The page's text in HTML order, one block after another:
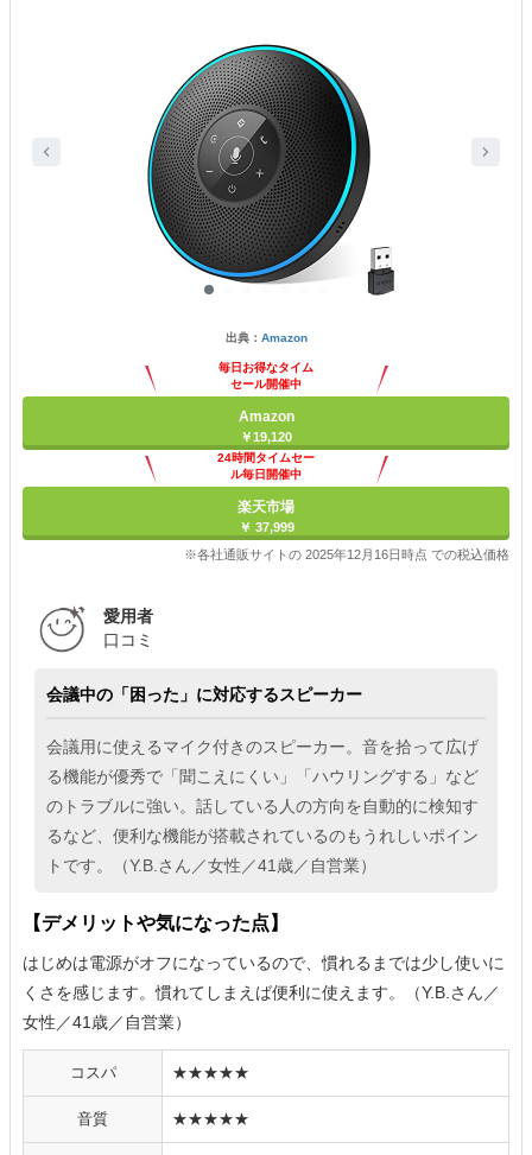
出典： Amazon
毎日お得なタイム
セール開催中
Amazon
￥19,120
24時間タイムセー
ル毎日開催中
楽天市場
￥ 37,999
※各社通販サイトの 2025年12月16日時点 での税込価格
愛用者
口コミ
会議中の「困った」に対応するスピーカー
会議用に使えるマイク付きのスピーカー。音を拾って広げ
る機能が優秀で「聞こえにくい」「ハウリングする」など
のトラブルに強い。話している人の方向を自動的に検知す
るなど、便利な機能が搭載されているのもうれしいポイン
トです。（Y.B.さん／女性／41歳／自営業）
【デメリットや気になった点】
はじめは電源がオフになっているので、慣れるまでは少し使いに
くさを感じます。慣れてしまえば便利に使えます。（Y.B.さん／
女性／41歳／自営業）
コスパ ★★★★★
音質 ★★★★★